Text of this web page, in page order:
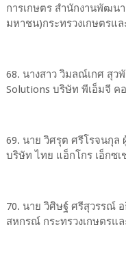
การเกษตร สำนักงานพัฒน
มหาชน)กระทรวงเกษตรแ
68. นางสาว วิมลณ์เกศ สุว
Solutions บริษัท พีเอ็มจี ค
69. นาย วิศรุต ศรีโรจนกุล
บริษัท ไทย แอ็กโกร เอ็กซ
70. นาย วิศิษฐ์ ศรีสุวรรณ์
สหกรณ์ กระทรวงเกษตรแ